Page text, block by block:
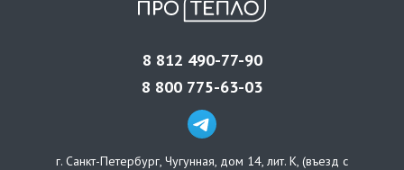
8 812 490-77-90
8 800 775-63-03
г. Санкт-Петербург, Чугунная, дом 14, лит. К, (въезд с